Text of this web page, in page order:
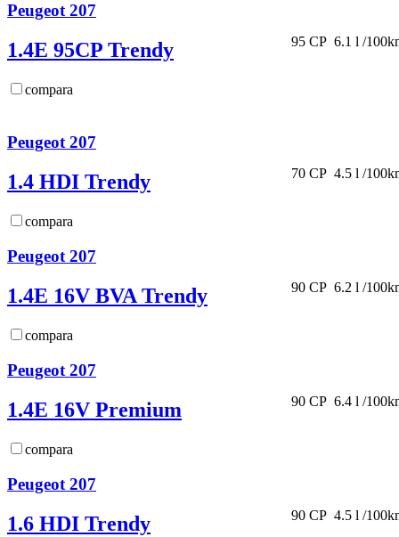
Peugeot 207
1.4E 95CP Trendy
compara
95 CP 6.1 l /
Peugeot 207
1.4 HDI Trendy
compara
70 CP 4.5 l /
Peugeot 207
1.4E 16V BVA Trendy
compara
90 CP 6.2 l /
Peugeot 207
1.4E 16V Premium
compara
90 CP 6.4 l /
Peugeot 207
1.6 HDI Trendy 90 CP 4.5 l /